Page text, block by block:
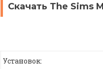
Скачать The Sims
Установок: